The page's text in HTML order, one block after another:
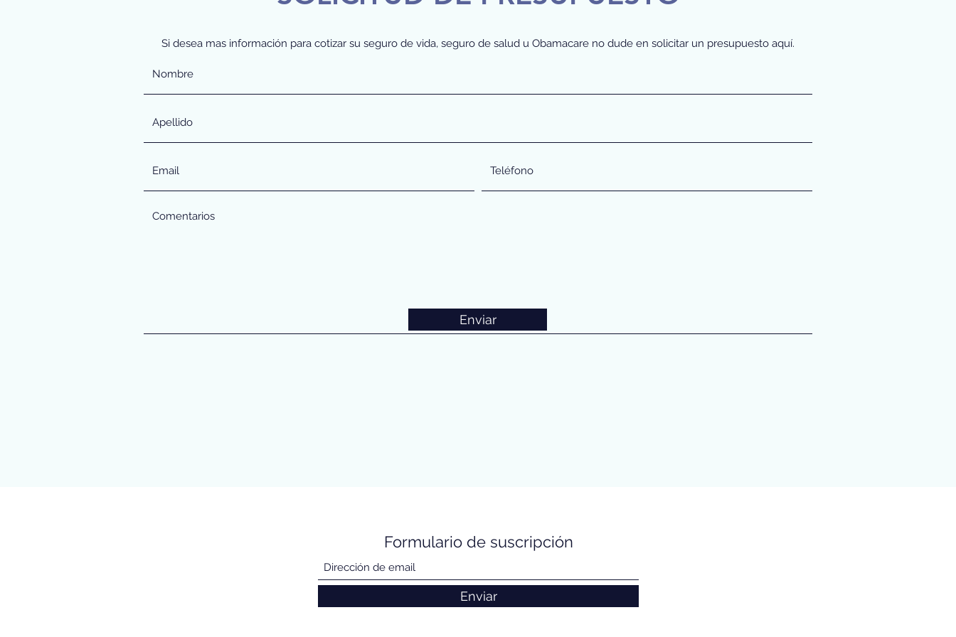
Si desea mas información para cotizar su seguro de vida, seguro de salud u Obamacare no dude en solicitar un presupuesto aquí.
Enviar
Formulario de suscripción
Enviar